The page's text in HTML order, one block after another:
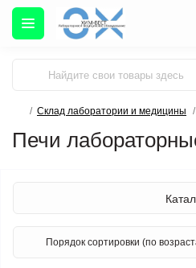
Склад лаборатории и медицины
Печи